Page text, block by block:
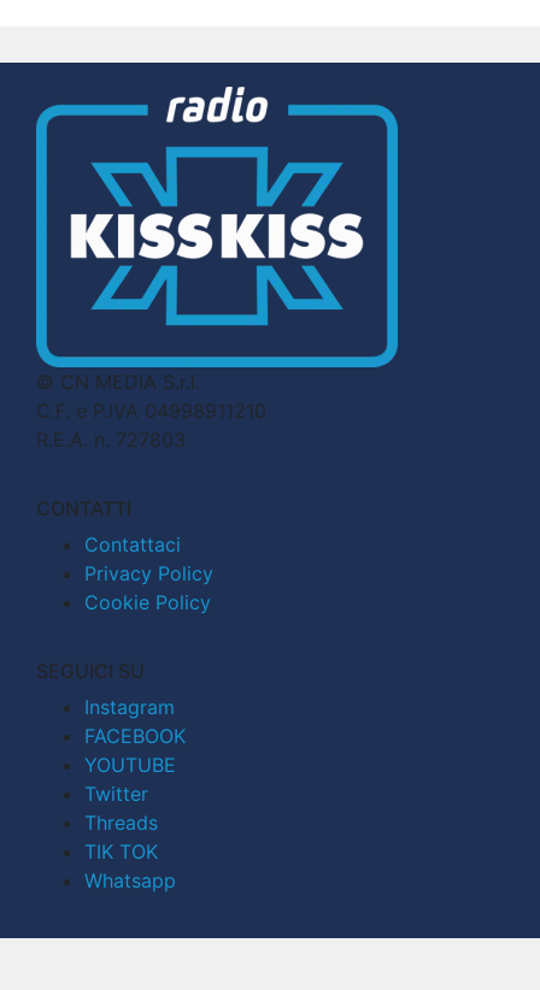
© CN MEDIA S.r.l.
C.F. e P.IVA 04998911210
R.E.A. n. 727803
CONTATTI
Contattaci
Privacy Policy
Cookie Policy
SEGUICI SU
Instagram
FACEBOOK
YOUTUBE
Twitter
Threads
TIK TOK
Whatsapp